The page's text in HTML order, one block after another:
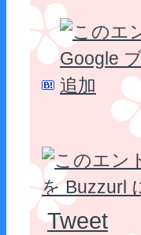
Tweet